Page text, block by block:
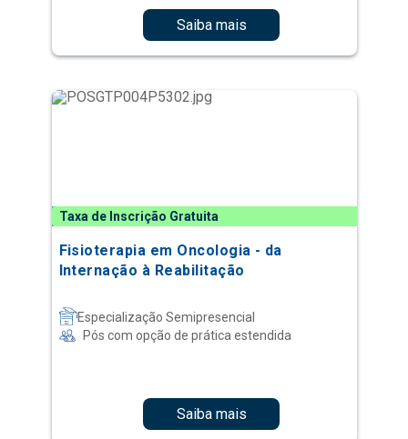
Saiba mais
Taxa de Inscrição Gratuita
Fisioterapia em Oncologia - da
Internação à Reabilitação
Especialização Semipresencial
Pós com opção de prática estendida
Saiba mais